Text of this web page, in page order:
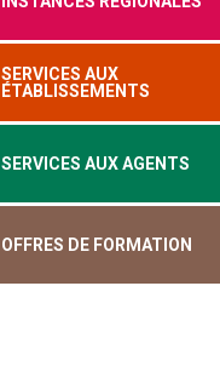
SERVICES AUX
ÉTABLISSEMENTS
SERVICES AUX AGENTS
OFFRES DE FORMATION